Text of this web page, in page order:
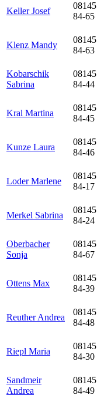
Keller Josef
08145
84-65
Klenz Mandy
08145
84-63
Kobarschik
Sabrina
08145
84-44
Kral Martina
08145
84-45
Kunze Laura
08145
84-46
Loder Marlene
08145
84-17
Merkel Sabrina
08145
84-24
Oberbacher
Sonja
08145
84-67
Ottens Max
08145
84-39
Reuther Andrea
08145
84-48
Riepl Maria
08145
84-30
Sandmeir
Andrea
08145
84-49